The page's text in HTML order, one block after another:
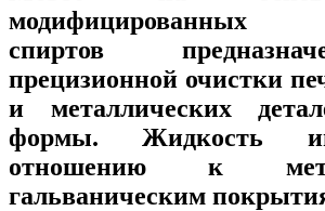
модифицированных
спиртов
прецизионной очистки
и металлических
формы. Жидкость
отношению к
гальваническим